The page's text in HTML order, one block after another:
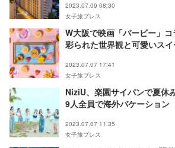
2023.07.09 08:30
女子旅プレス
W大阪で映画「バービー」
彩られた世界観と可愛いス
2023.07.07 17:41
女子旅プレス
NiziU、楽園サイパンで夏
9人全員で海外バケーション
2023.07.07 11:35
女子旅プレス